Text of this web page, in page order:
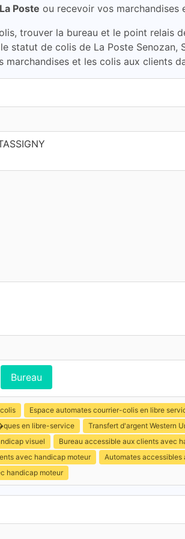
La Poste ou recevoir vos marchandises
trouver la bureau et le point relais
statut de colis de La Poste
et les colis aux clients
Bureau
Espace automates courrier-colis en libre
en libre-service Transfert d'argent Western
visuel
Bureau accessible aux clients avec
avec handicap moteur
Automates
handicap moteur